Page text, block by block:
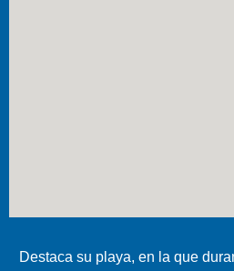
Destaca su playa, en la que